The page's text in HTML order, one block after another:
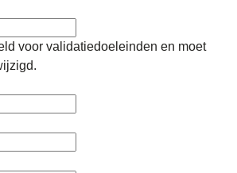
voor validatiedoeleinden en moet